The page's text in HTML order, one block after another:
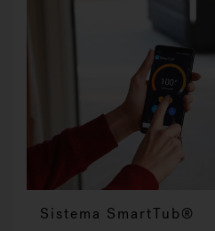
Sistema SmartTub®